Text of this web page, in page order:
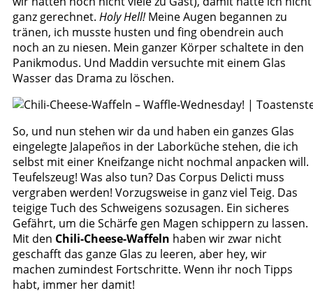
ganz gerechnet. Holy Hell!Meine Augen begannen zu
tränen, ich musste husten und fing obendrein auch
noch an zu niesen. Mein ganzer Körper schaltete in den
Panikmodus. Und Maddin versuchte mit einem Glas
Wasser das Drama zu löschen.
So, und nun stehen wir da und haben ein ganzes Glas
eingelegte Jalapeños in der Laborküche stehen, die ich
selbst mit einer Kneifzange nicht nochmal anpacken will.
Teufelszeug! Was also tun? Das Corpus Delicti muss
vergraben werden! Vorzugsweise in ganz viel Teig. Das
teigige Tuch des Schweigens sozusagen. Ein sicheres
Gefährt, um die Schärfe gen Magen schippern zu lassen.
Mit den Chili-Cheese-Waffeln haben wir zwar nicht
geschafft das ganze Glas zu leeren, aber hey, wir
machen zumindest Fortschritte. Wenn ihr noch Tipps
habt, immer her damit!